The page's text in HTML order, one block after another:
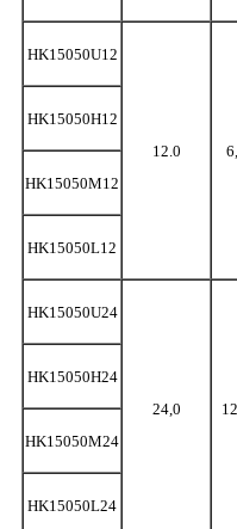
HK15050U12
12.0
HK15050H12
HK15050M12
HK15050L12
HK15050U24
24,0
HK15050H24
HK15050M24
HK15050L24